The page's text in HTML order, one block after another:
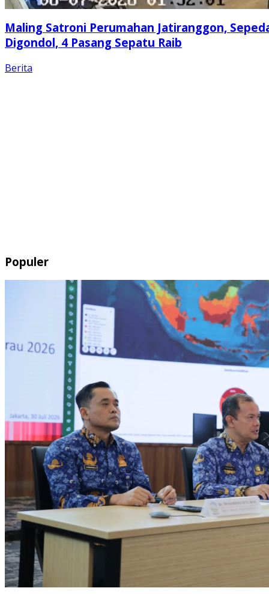
Maling Satroni Perumahan Jatiranggon,
Digondol, 4 Pasang Sepatu Raib
Berita
Populer